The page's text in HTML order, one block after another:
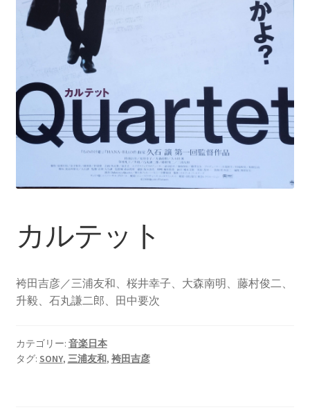
カルテット
袴田吉彦／三浦友和、桜井幸子、大森南明、藤村俊二、
升毅、石丸謙二郎、田中要次
カテゴリー: 音楽日本
タグ: SONY, 三浦友和, 袴田吉彦